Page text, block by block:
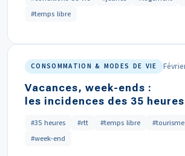
#temps libre
CONSOMMATION & MODES DE VIE
Vacances, week-ends :
les incidences des 35 heures
#35 heures #rtt #temps libre #tourisme
#week-end